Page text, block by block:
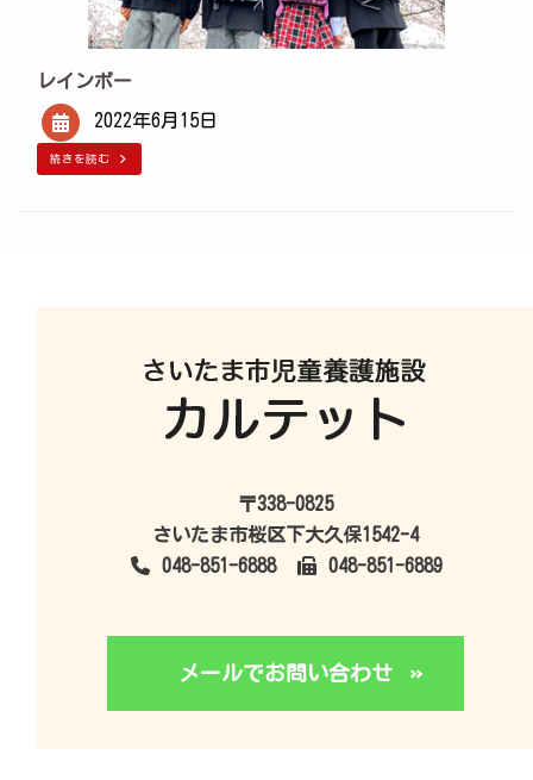
レインボー
2022年6月15日
続きを読む
〒338-0825
さいたま市桜区下大久保1542-4
048-851-6888
048-851-6889
メールでお問い合わせ